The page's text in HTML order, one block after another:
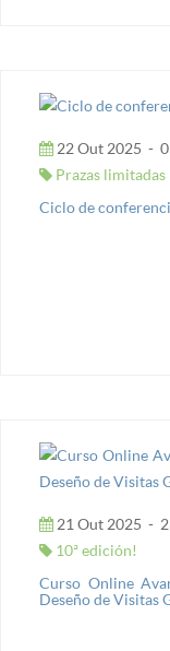
22 Out 2025 -
Prazas limitadas
Ciclo de
21 Out 2025 -
10ª edición!
Curso Online
Deseño de Visitas